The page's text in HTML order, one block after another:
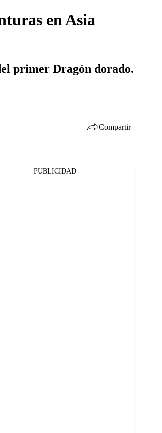
en Asia
primer Dragón dorado.
Compartir
PUBLICIDAD